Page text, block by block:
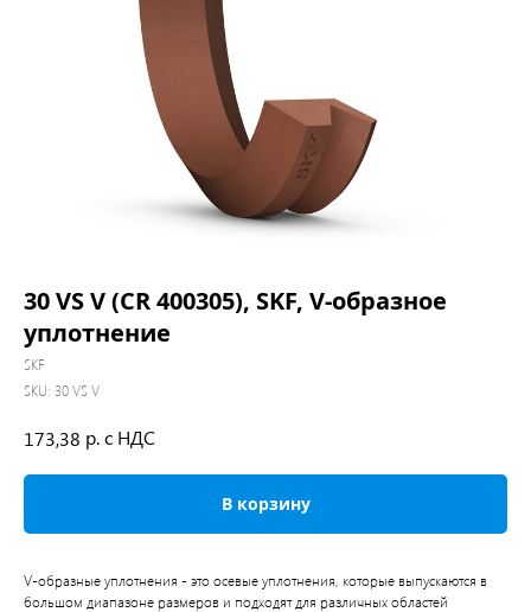
30 VS V (CR 400305), SKF, V-образное
уплотнение
SKF
SKU: 30 VS V
173,38 р. с НДС
В корзину
V-образные уплотнения - это осевые уплотнения, которые выпускаются в
большом диапазоне размеров и подходят для различных областей